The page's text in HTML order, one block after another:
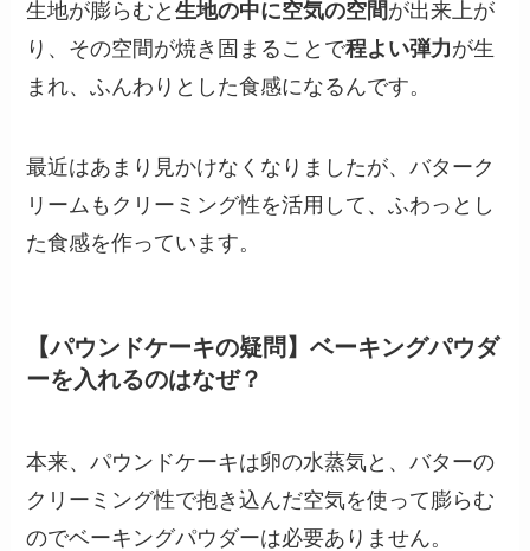
生地が膨らむと生地の中に空気の空間が出来上が
り、その空間が焼き固まることで程よい弾力が生
まれ、ふんわりとした食感になるんです。
最近はあまり見かけなくなりましたが、バターク
リームもクリーミング性を活用して、ふわっとし
た食感を作っています。
【パウンドケーキの疑問】ベーキングパウダ
ーを入れるのはなぜ？
本来、パウンドケーキは卵の水蒸気と、バターの
クリーミング性で抱き込んだ空気を使って膨らむ
のでベーキングパウダーは必要ありません。